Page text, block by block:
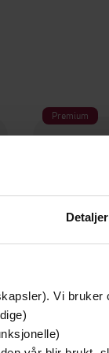
Detaljer
Vi bruker
Premium